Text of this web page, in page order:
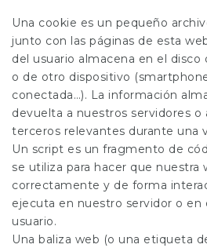
Una cookie es un pequeño
junto con las páginas de esta
del usuario almacena en el disco
o de otro dispositivo
conectada…). La información
devuelta a nuestros servidores o
terceros relevantes durante una
Un script es un fragmento de
se utiliza para hacer que nuestra
correctamente y de forma
ejecuta en nuestro servidor o en
usuario.
Una baliza web (o una etiqueta